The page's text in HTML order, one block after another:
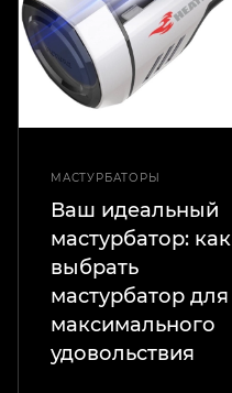
МАСТУРБАТОРЫ
Ваш идеальный
мастурбатор: как
выбрать
мастурбатор для
максимального
удовольствия